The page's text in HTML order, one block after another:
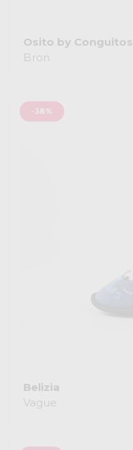
Osito by Conguitos
Bron
-38%
Belizia
Vague